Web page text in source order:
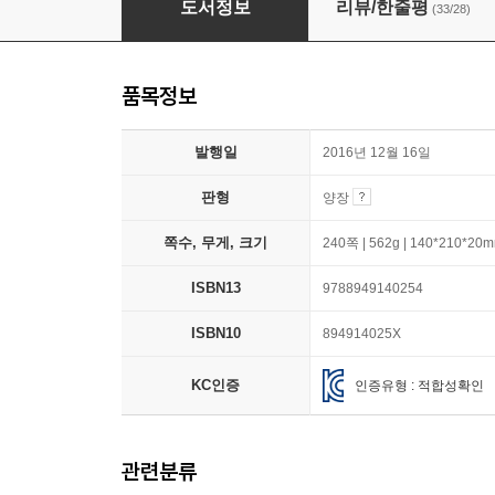
도서정보 리뷰/한줄평 (33/28)
품목정보
발행일 2016년 12월 16일
판형 양장
쪽수, 무게, 크기 240쪽 | 562g |
ISBN13 9788949140254
ISBN10 894914025X
KC인증 인증유형 : 적합성확인
관련분류